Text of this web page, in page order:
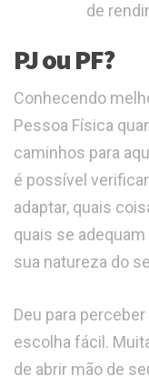
de
PJ ou PF?
Conhecendo
Pessoa Física
caminhos para
é possível
adaptar, quais
quais se
sua natureza do
Deu para
escolha fácil.
de abrir mão de